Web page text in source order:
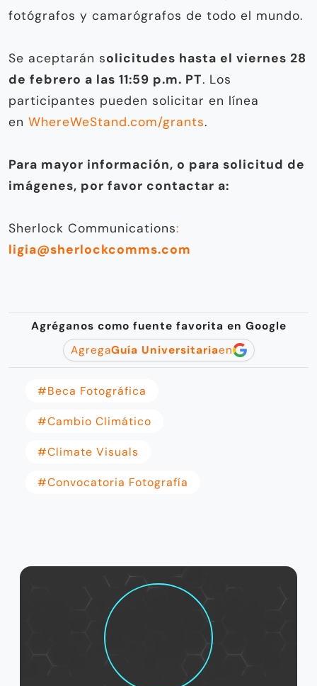
fotógrafos y camarógrafos de todo el mundo.
Se aceptarán solicitudes hasta el viernes 28
de febrero a las 11:59 p.m. PT. Los
participantes pueden solicitar en línea
en WhereWeStand.com/grants.
Para mayor información, o para solicitud de
imágenes, por favor contactar a:
Sherlock Communications:
ligia@sherlockcomms.com
Agréganos como fuente favorita en Google
AgregaGuía Universitariaen
#Beca Fotográfica
#cambio Climático
#Climate Visuals
#Convocatoria Fotografía